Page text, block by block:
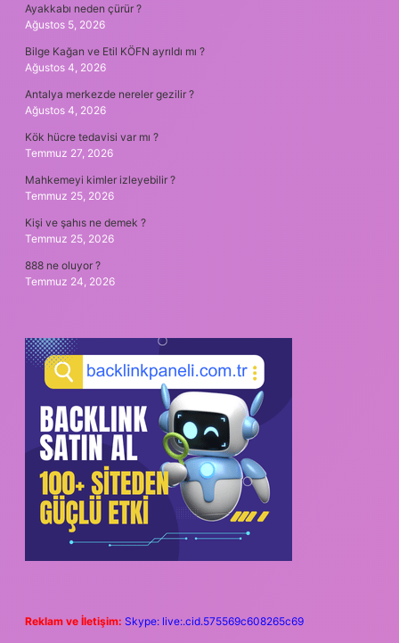
Ayakkabı neden çürür ?
Ağustos 5, 2026
Bilge Kağan ve Etil KÖFN ayrıldı mı ?
Ağustos 4, 2026
Antalya merkezde nereler gezilir ?
Ağustos 4, 2026
Kök hücre tedavisi var mı ?
Temmuz 27, 2026
Mahkemeyi kimler izleyebilir ?
Temmuz 25, 2026
Kişi ve şahıs ne demek ?
Temmuz 25, 2026
888 ne oluyor ?
Temmuz 24, 2026
Reklam ve İletişim: Skype: live:.cid.575569c608265c69